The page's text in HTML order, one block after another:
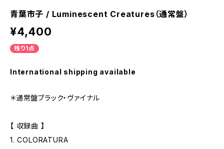
青葉市子 / Luminescent Creatures（通常盤）
¥4,400
残り1点
International shipping available
＊通常盤ブラック・ヴァイナル
【 収録曲 】
1. COLORATURA